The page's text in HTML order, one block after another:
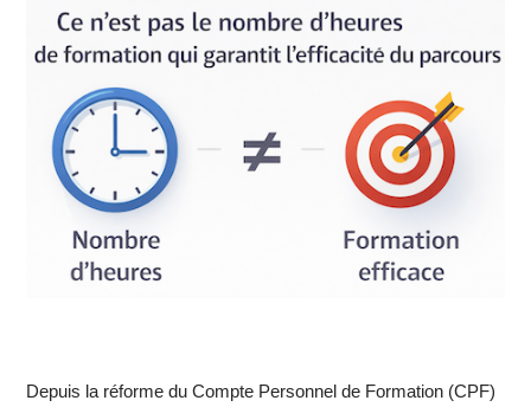
Depuis la réforme du Compte Personnel de Formation (CPF)